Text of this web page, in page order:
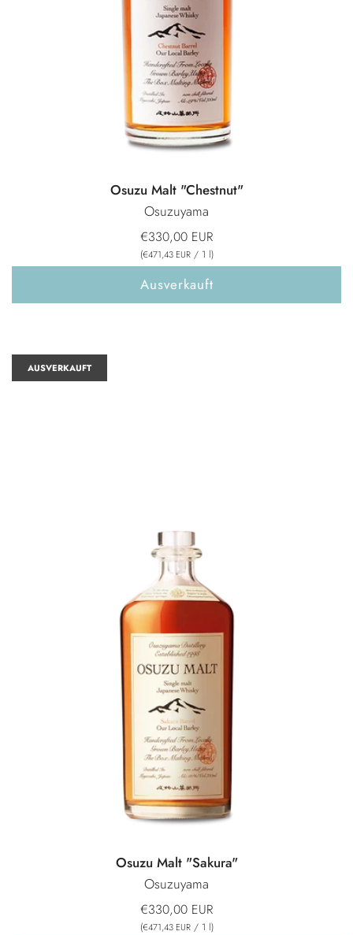
Osuzu Malt "Chestnut"
Osuzuyama
€330,00 EUR
(€471,43 EUR / 1 l)
Ausverkauft
AUSVERKAUFT
Osuzu Malt "Sakura"
Osuzuyama
€330,00 EUR
(€471,43 EUR / 1 l)